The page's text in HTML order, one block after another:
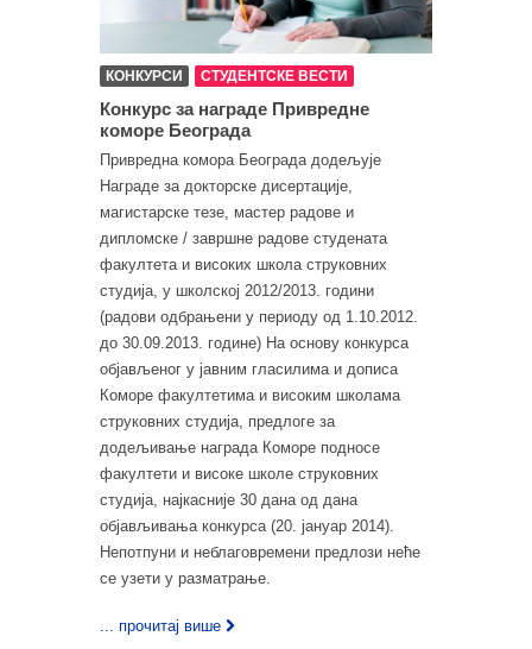
КОНКУРСИ СТУДЕНТСКЕ ВЕСТИ
Конкурс за награде Привредне
коморе Београда
Привредна комора Београда додељује
Награде за докторске дисертације,
магистарске тезе, мастер радове и
дипломске / завршне радове студената
факултета и високих школа струковних
студија, у школској 2012/2013. години
(радови одбрањени у периоду од 1.10.2012.
до 30.09.2013. године) На основу конкурса
објављеног у јавним гласилима и дописа
Коморе факултетима и високим школама
струковних студија, предлоге за
додељивање награда Коморе подносе
факултети и високе школе струковних
студија, најкасније 30 дана од дана
објављивања конкурса (20. јануар 2014).
Непотпуни и неблаговремени предлози неће
се узети у разматрање.
... прочитај више